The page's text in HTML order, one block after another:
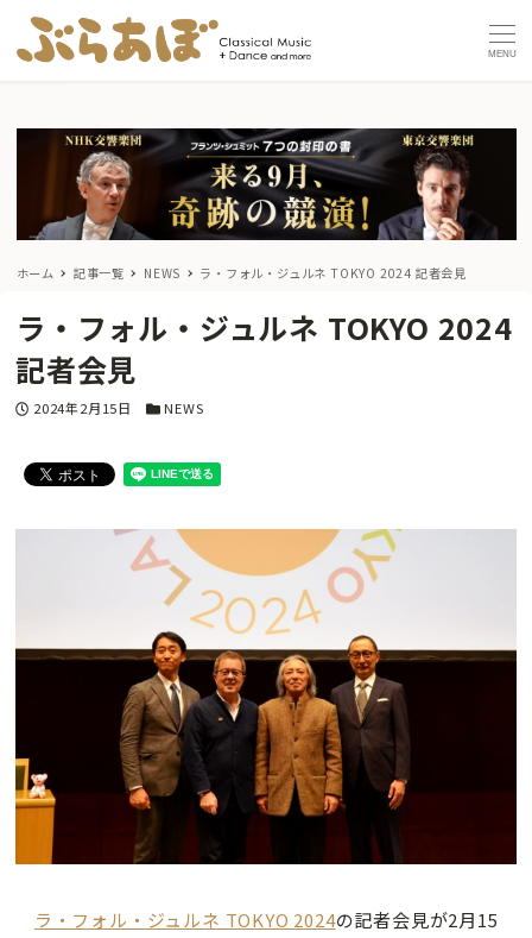
MENU
ホーム 記事一覧 NEWS ラ・フォル・ジュルネ TOKYO 2024 記者会見
ラ・フォル・ジュルネ TOKYO 2024
記者会見
投稿日
2024年2月15日 カテゴリー
NEWS
ラ・フォル・ジュルネ TOKYO 2024の記者会見が2月15